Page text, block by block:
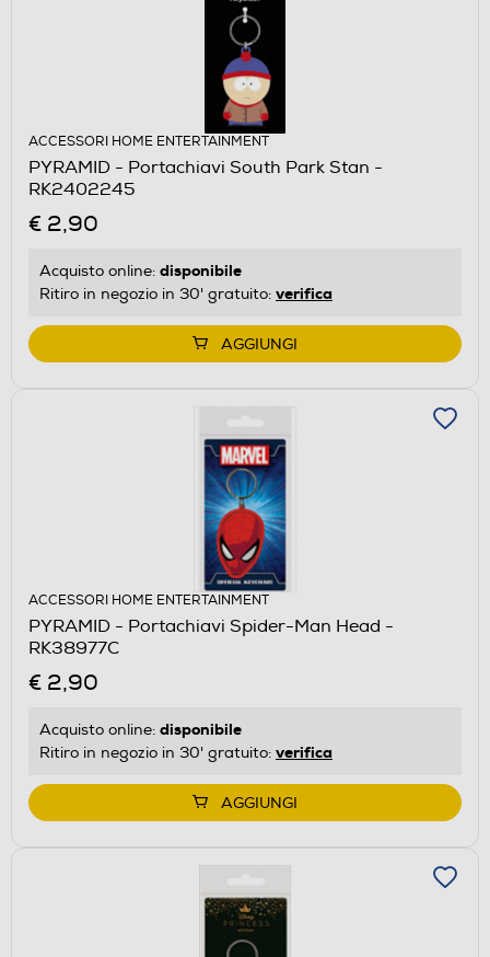
ACCESSORI HOME ENTERTAINMENT
PYRAMID - Portachiavi South Park Stan -
RK2402245
€ 2,90
Acquisto online: disponibile
Ritiro in negozio in 30' gratuito: verifica
AGGIUNGI
ACCESSORI HOME ENTERTAINMENT
PYRAMID - Portachiavi Spider-Man Head -
RK38977C
€ 2,90
Acquisto online: disponibile
Ritiro in negozio in 30' gratuito: verifica
AGGIUNGI